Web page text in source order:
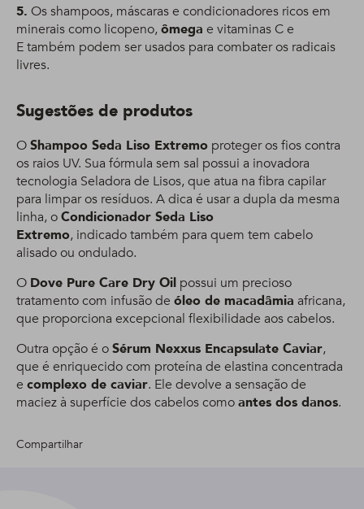
5. Os shampoos, máscaras e condicionadores ricos em
minerais como licopeno,ômega e vitaminas C e
E também podem ser usados para combater os radicais
livres.
Sugestões de produtos
OShampoo Seda Liso Extremo proteger os fios contra
os raios UV. Sua fórmula sem sal possui a inovadora
tecnologia Seladora de Lisos, que atua na fibra capilar
para limpar os resíduos. A dica é usar a dupla da mesma
linha, oCondicionador Seda Liso
Extremo, indicado também para quem tem cabelo
alisado ou ondulado.
O Dove Pure Care Dry Oil possui um precioso
tratamento com infusão de óleo de macadâmia africana,
que proporciona excepcional flexibilidade aos cabelos.
Outra opção é oSérum Nexxus Encapsulate Caviar,
que é enriquecido com proteína de elastina concentrada
e complexo de caviar. Ele devolve a sensação de
maciez à superfície dos cabelos comoantes dos danos.
Compartilhar